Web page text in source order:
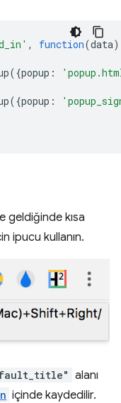
, function(data)
({popup :
({popup :
geldiğinde kısa
ipucu kullanın.
alanı
içinde kaydedilir.